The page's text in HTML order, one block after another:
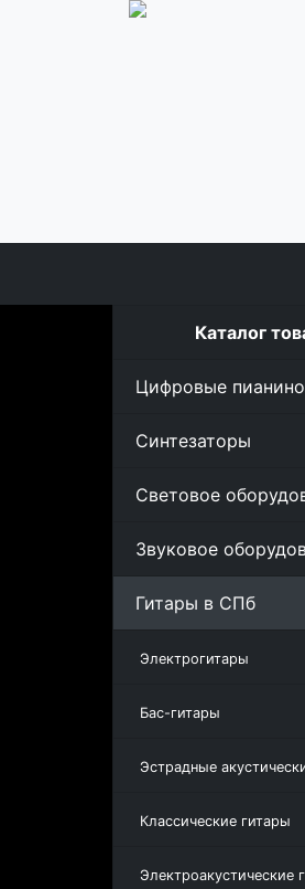
Каталог
Цифровые пианино
Синтезаторы
Световое
Звуковое
Гитары в СПб
Электрогитары
Бас-гитары
Эстрадные
Классические гитары
Электроакустические